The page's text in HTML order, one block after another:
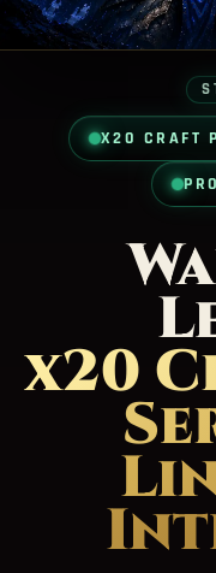
X20 CRAFT
x20